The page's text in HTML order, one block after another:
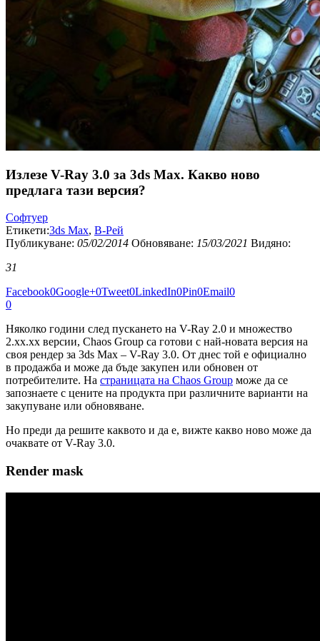
Излезе V-Ray 3.0 за 3ds Max. Какво ново
предлага тази версия?
Софтуер
Етикети:3ds Max, В-Рей
Публикуванe: 05/02/2014 Обновяване: 15/03/2021 Видяно:
31
Facebook0Google+0Tweet0LinkedIn0Pin0Email0
0
Няколко години след пускането на V-Ray 2.0 и множество
2.xx.xx версии, Chaos Group са готови с най-новата версия на
своя рендер за 3ds Max – V-Ray 3.0. От днес той е официално
в продажба и може да бъде закупен или обновен от
потребителите. На страницата на Chaos Group може да се
запознаете с цените на продукта при различните варианти на
закупуване или обновяване.
Но преди да решите каквото и да е, вижте какво ново може да
очаквате от V-Ray 3.0.
Render mask